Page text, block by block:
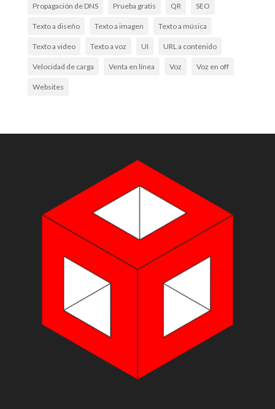
Propagación de DNS Prueba gratis QR SEO
Texto a diseño Texto a imagen Texto a música
Texto a video Texto a voz UI URL a contenido
Velocidad de carga Venta en línea Voz Voz en off
Websites